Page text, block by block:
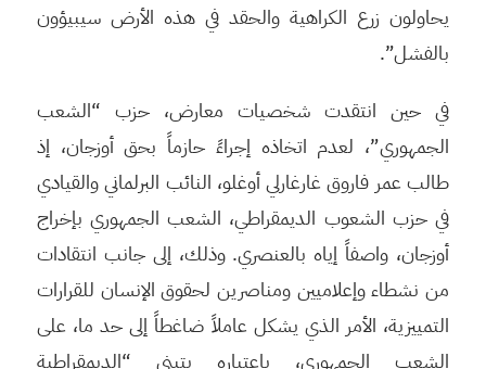
يحاولون زرع الكراهية والحقد في هذه الأرض سيبيؤون
بالفشل”.
في حين انتقدت شخصيات معارض، حزب “الشعب
الجمهوري”، لعدم اتخاذه إجراءً حازماً بحق أوزجان، إذ
طالب عمر فاروق غارغارلي أوغلو، النائب البرلماني والقيادي
في حزب الشعوب الديمقراطي، الشعب الجمهوري بإخراج
أوزجان، واصفاً إياه بالعنصري. وذلك، إلى جانب انتقادات
من نشطاء وإعلاميين ومناصرين لحقوق الإنسان للقرارات
التمييزية، الأمر الذي يشكل عاملاً ضاغطاً إلى حد ما، على
الشعب الجمهوري، باعتباره يتبنى “الديمقراطية